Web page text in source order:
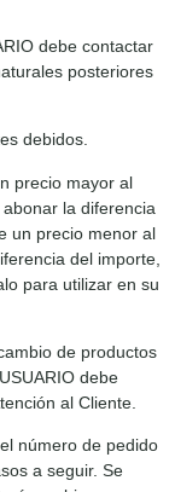
debe contactar
posteriores
debidos.
precio mayor al
la diferencia
un precio menor al
del importe,
para utilizar en su
de productos
debe
al Cliente.
número de pedido
a seguir. Se